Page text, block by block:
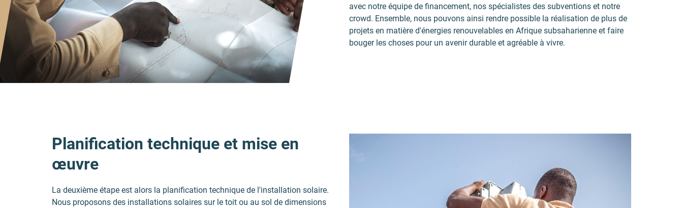
avec notre équipe de financement, nos spécialistes des subventions et notre
crowd. Ensemble, nous pouvons ainsi rendre possible la réalisation de plus de
projets en matière d'énergies renouvelables en Afrique subsaharienne et faire
bouger les choses pour un avenir durable et agréable à vivre.
Planification technique et mise en
œuvre
La deuxième étape est alors la planification technique de l'installation solaire.
Nous proposons des installations solaires sur le toit ou au sol de dimensions